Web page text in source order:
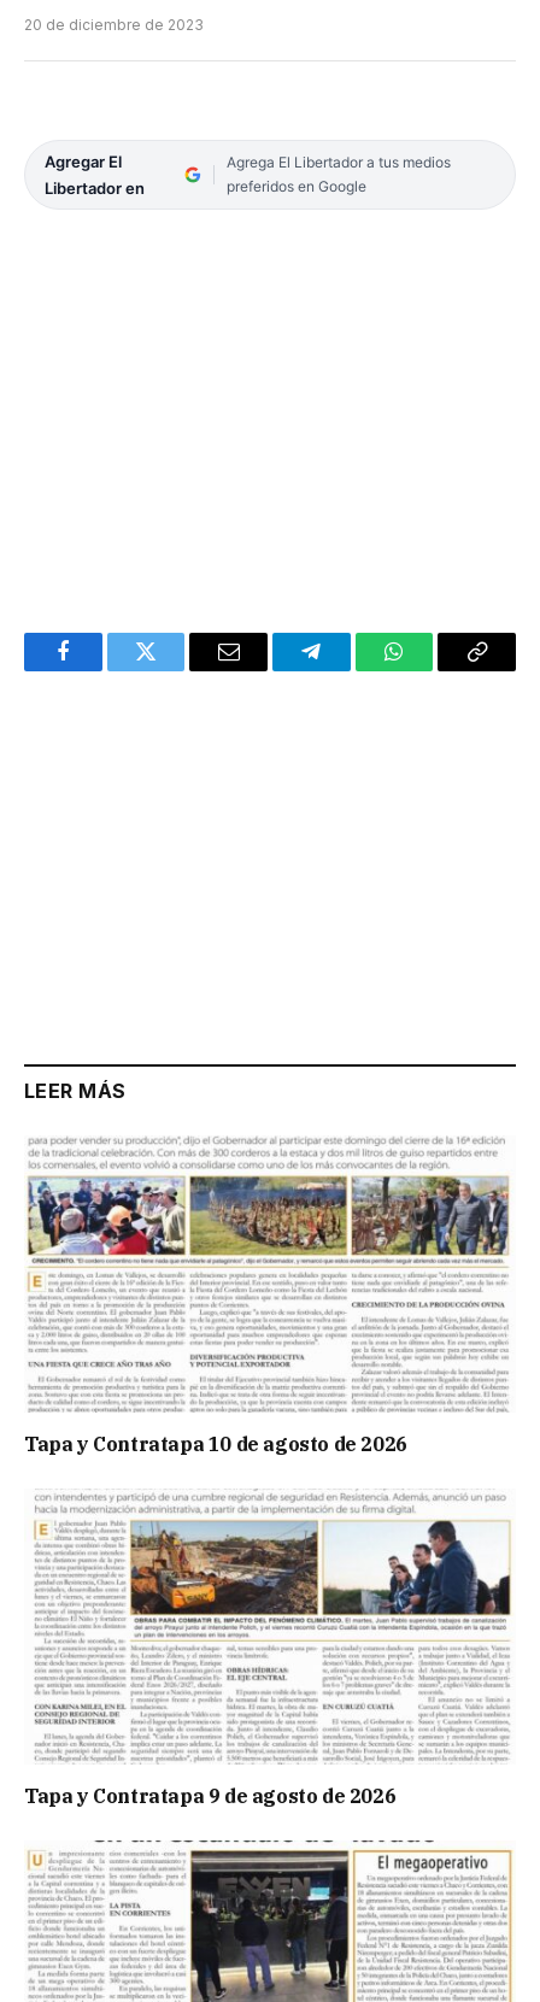
20 de diciembre de 2023
Agregar El
Libertador en
Agrega El Libertador a tus medios
preferidos en Google
FacebookTwitter Email TelegramWhatsAppCopy
LEER MÁS
Tapa y Contratapa 10 de agosto de 2026
Tapa y Contratapa 9 de agosto de 2026